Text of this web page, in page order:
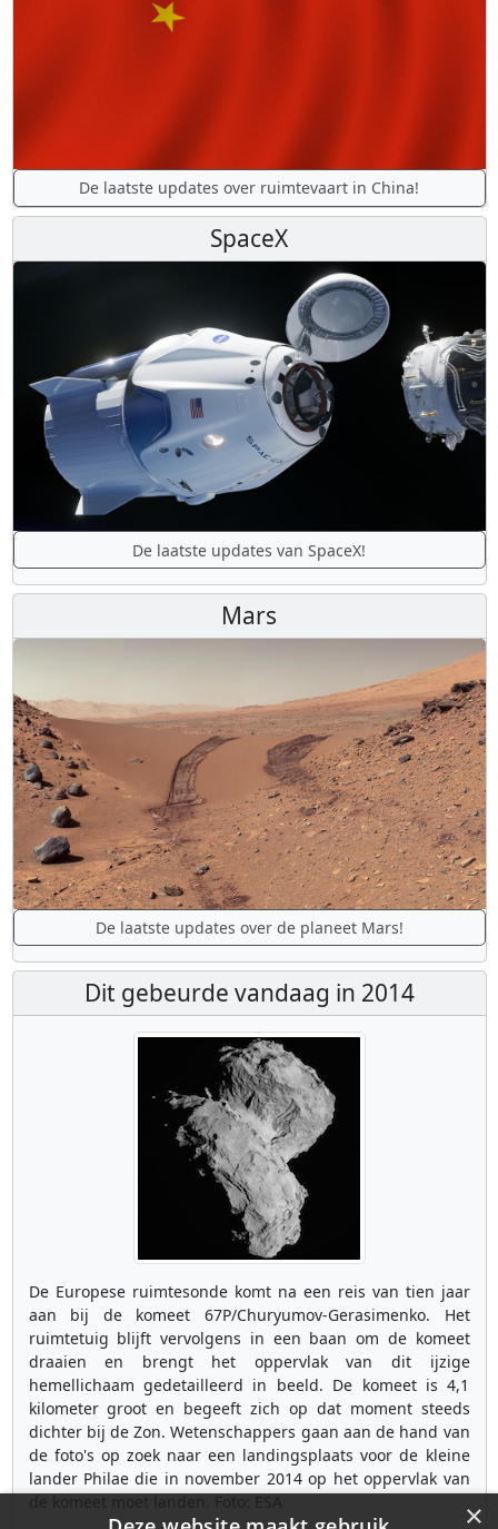
De laatste updates over ruimtevaart in China!
SpaceX
De laatste updates van SpaceX!
Mars
De laatste updates over de planeet Mars!
Dit gebeurde vandaag in 2014
De Europese ruimtesonde komt na een reis van tien jaar
aan bij de komeet 67P/Churyumov-Gerasimenko. Het
ruimtetuig blijft vervolgens in een baan om de komeet
draaien en brengt het oppervlak van dit ijzige
hemellichaam gedetailleerd in beeld. De komeet is 4,1
kilometer groot en begeeft zich op dat moment steeds
dichter bij de Zon. Wetenschappers gaan aan de hand van
de foto's op zoek naar een landingsplaats voor de kleine
lander Philae die in november 2014 op het oppervlak van
×